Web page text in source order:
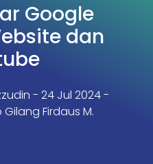
Google
dan
- 24 Jul 2024 -
Firdaus M.